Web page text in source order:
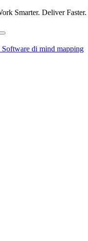
Smarter. Deliver
Software di mind mapping